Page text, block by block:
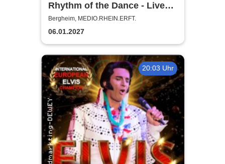
Rhythm of the Dance - Live
2027
Bergheim, MEDIO.RHEIN.ERFT.
06.01.2027
20:03 Uhr